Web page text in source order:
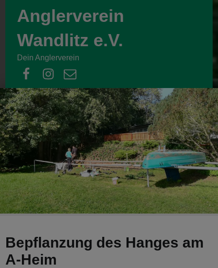
Anglerverein
Wandlitz e.V.
Dein Anglerverein
facebook
instagram
email
Bepflanzung des Hanges am
A-Heim